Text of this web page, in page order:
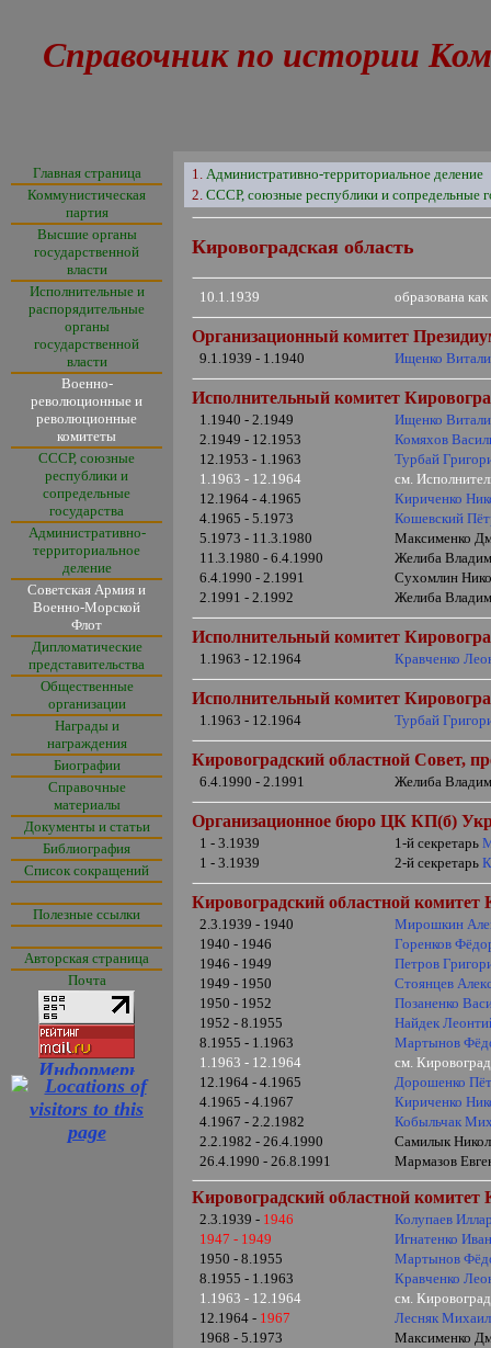
Справочник по истории
Главная страница
Коммунистическая
партия
Высшие органы
государственной
власти
Исполнительные и
распорядительные
органы
государственной
власти
Военно-
революционные и
революционные
комитеты
СССР, союзные
республики и
сопредельные
государства
Административно-
территориальное
деление
Советская Армия и
Военно-Морской
Флот
Дипломатические
представительства
Общественные
организации
Награды и
награждения
Биографии
Справочные
материалы
Документы и статьи
Библиография
Список сокращений
Полезные ссылки
Авторская страница
Почта
1.Административно-территориальное деление
2.СССР, союзные республики и сопредельные
Кировоградская область
10.1.1939 образована как
Организационный комитет
9.1.1939 - 1.1940 Ищенко
Исполнительный комитет
1.1940 - 2.1949
Ищенко
2.1949 - 12.1953
Комяхов
12.1953 - 1.1963
Турбай
1.1963 - 12.1964
см.
12.1964 - 4.1965
Кириченко
4.1965 - 5.1973
Кошевский
5.1973 - 11.3.1980
Максименко
11.3.1980 - 6.4.1990
Желиба
6.4.1990 - 2.1991
Сухомлин
2.1991 - 2.1992
Желиба
Исполнительный комитет
1.1963 - 12.1964 Кравченко
Исполнительный комитет
1.1963 - 12.1964 Турбай
Кировоградский областной Совет,
6.4.1990 - 2.1991 Желиба
Организационное бюро ЦК КП(б)
1 - 3.1939 1-й секретарь
1 - 3.1939
2-й секретарь
Кировоградский областной
2.3.1939 - 1940
Мирошкин
1940 - 1946
Горенков
1946 - 1949
Петров
1949 - 1950
Стоянцев
1950 - 1952
Позаненко
1952 - 8.1955
Найдек
8.1955 - 1.1963
Мартынов
1.1963 - 12.1964
см.
12.1964 - 4.1965
Дорошенко
4.1965 - 4.1967
Кириченко
4.1967 - 2.2.1982
Кобыльчак
2.2.1982 - 26.4.1990
Самилык
26.4.1990 - 26.8.1991
Мармазов
Кировоградский областной
2.3.1939 - 1946
Колупаев
1947 - 1949
Игнатенко
1950 - 8.1955
Мартынов
8.1955 - 1.1963
Кравченко
1.1963 - 12.1964
см.
12.1964 - 1967
Лесняк
1968 - 5.1973
Максименко